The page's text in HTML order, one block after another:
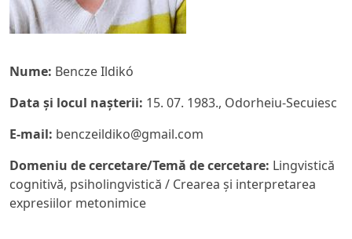
Nume: Bencze Ildikó
Data și locul nașterii: 15. 07. 1983., Odorheiu-Secuiesc
E-mail: benczeildiko@gmail.com
Domeniu de cercetare/Temă de cercetare: Lingvistică
cognitivă, psiholingvistică / Crearea și interpretarea
expresiilor metonimice